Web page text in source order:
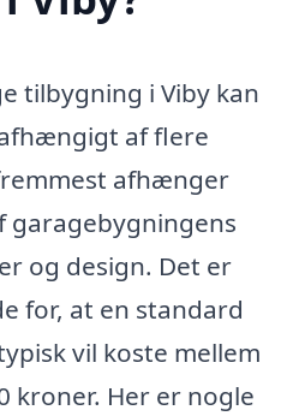
tilbygning i Viby kan
af flere
afhænger
garagebygningens
og design. Det er
for, at en standard
vil koste mellem
kroner. Her er nogle